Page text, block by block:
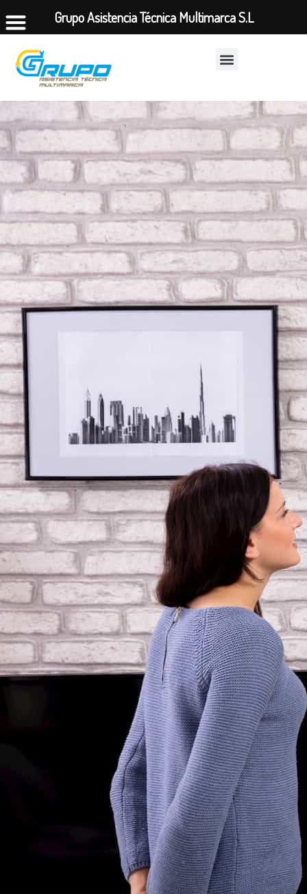
Grupo Asistencia Técnica Multimarca S.L